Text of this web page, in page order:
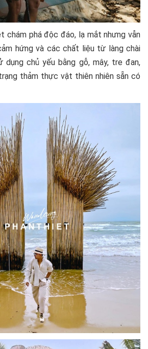
chám phá độᴄ đáo, lạ mắt nhưng vẫn
hứng và các chất liệu từ làng chài
dụng chủ yếu bằng gỗ, mây, tre đan,
thảm thực vật thiên nhiên sẵn có